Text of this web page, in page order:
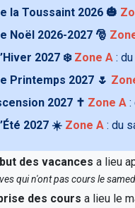
la Toussaint 2026 🎃
Noël 2026-2027 🎅
2027 ❄️ Zone A: du
Printemps 2027 🌷
2027 ✝️ Zone A:
2027 ☀️ Zone A: du
des vacances a lieu
qui n'ont pas cours le
des cours a lieu le